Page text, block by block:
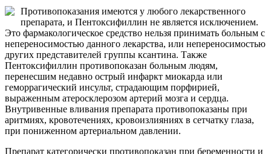
Противопоказания имеются у любого лекарственного
препарата, и Пентоксифиллин не является исключением.
Это фармакологическое средство нельзя принимать больным с
непереносимостью данного лекарства, или непереносимостью
других представителей группы ксантина. Также
Пентоксифиллин противопоказан больным людям,
перенесшим недавно острый инфаркт миокарда или
геморрагический инсульт, страдающим порфирией,
выраженным атеросклерозом артерий мозга и сердца.
Внутривенные вливания препарата противопоказаны при
аритмиях, кровотечениях, кровоизлияниях в сетчатку глаза,
при пониженном артериальном давлении.
Препарат категорически противопоказан при беременности и